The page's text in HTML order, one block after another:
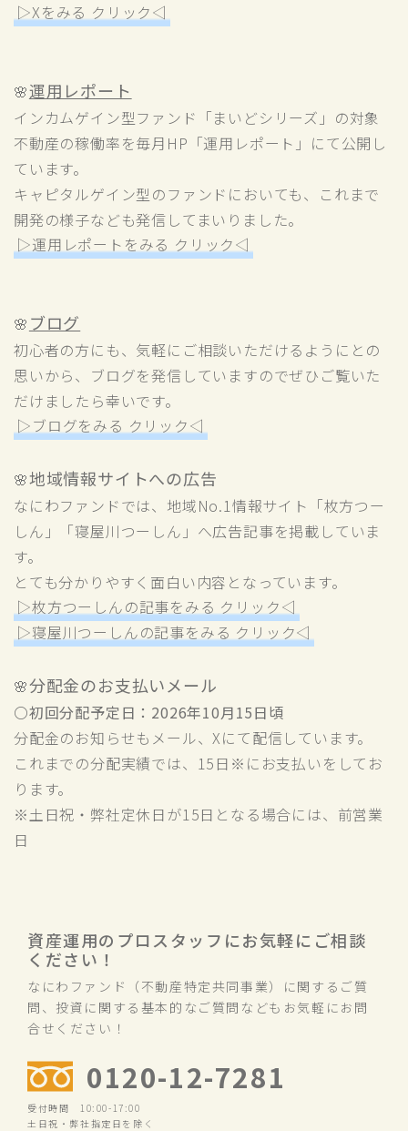
▷Xをみる クリック◁
🌸運用レポート
インカムゲイン型ファンド「まいどシリーズ」の対象
不動産の稼働率を毎月HP「運用レポート 」にて公開し
ています。
キャピタルゲイン型のファンドにおいても、これまで
開発の様子なども発信してまいりました。
▷運用レポートをみる クリック◁
🌸 ブログ
初心者の方にも、気軽にご相談いただけるようにとの
思いから、ブログを発信していますのでぜひご覧いた
だけましたら幸いです。
▷ブログをみる クリック◁
🌸地域情報サイトへの広告
なにわファンドでは、地域No.1情報サイト「枚方つー
しん」「寝屋川つーしん」へ広告記事を掲載していま
す。
とても分かりやすく面白い内容となっています。
▷枚方つーしんの記事をみる クリック◁
▷寝屋川つーしんの記事をみる クリック◁
🌸分配金のお支払いメール
〇初回分配予定日：2026年10月15日頃
分配金のお知らせもメール、Xにて配信しています。
これまでの分配実績では、15日※にお支払いをしてお
ります。
※土日祝・弊社定休日が15日となる場合には、前営業
日
資産運用のプロスタッフにお気軽にご相談
ください！
なにわファンド（不動産特定共同事業）に関するご質
問、投資に関する基本的なご質問などもお気軽にお問
合せください！
0120-12-7281
受付時間 10:00-17:00
土日祝・弊社指定日を除く